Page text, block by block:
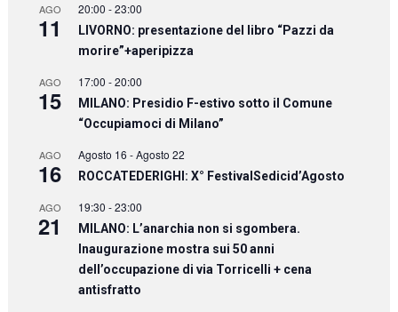
AGO
11
20:00 -23:00
LIVORNO: presentazione del libro “Pazzi da
morire”+aperipizza
AGO
15
17:00 -20:00
MILANO: Presidio F-estivo sotto il Comune
“Occupiamoci di Milano”
AGO
16
Agosto 16 -Agosto 22
ROCCATEDERIGHI: X° FestivalSedicid’Agosto
AGO
21
19:30 -23:00
MILANO: L’anarchia non si sgombera.
Inaugurazione mostra sui 50 anni
dell’occupazione di via Torricelli + cena
antisfratto